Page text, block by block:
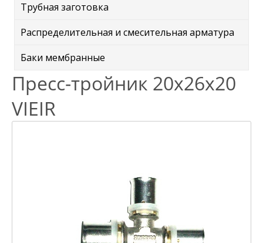
Трубная заготовка
Распределительная и смесительная арматура
Баки мембранные
Пресс-тройник 20х26х20
VIEIR